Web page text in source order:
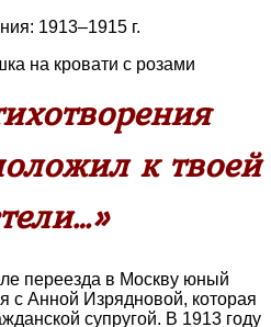
1913–1915 г.
к твоей
переезда в Москву юный
с Анной Изрядновой, которая
супругой. В 1913 году